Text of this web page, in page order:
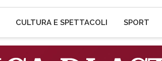
CULTURA E SPETTACOLI SPORT